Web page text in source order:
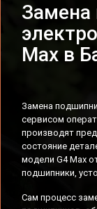
Замена
Max в
Замена
сервисом
производят
состояние
модели G4 Max
подшипники,
Сам процесс